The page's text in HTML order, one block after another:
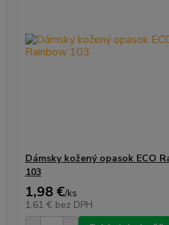
Dámsky kožený opasok ECO
103
1,98 €/ks
1,61 € bez DPH